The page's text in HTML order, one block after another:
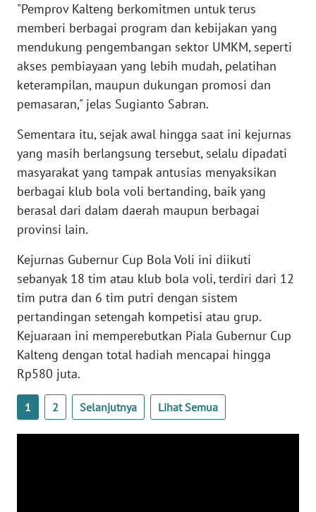
"Pemprov Kalteng berkomitmen untuk terus
memberi berbagai program dan kebijakan yang
mendukung pengembangan sektor UMKM, seperti
akses pembiayaan yang lebih mudah, pelatihan
keterampilan, maupun dukungan promosi dan
pemasaran," jelas Sugianto Sabran.
Sementara itu, sejak awal hingga saat ini kejurnas
yang masih berlangsung tersebut, selalu dipadati
masyarakat yang tampak antusias menyaksikan
berbagai klub bola voli bertanding, baik yang
berasal dari dalam daerah maupun berbagai
provinsi lain.
Kejurnas Gubernur Cup Bola Voli ini diikuti
sebanyak 18 tim atau klub bola voli, terdiri dari 12
tim putra dan 6 tim putri dengan sistem
pertandingan setengah kompetisi atau grup.
Kejuaraan ini memperebutkan Piala Gubernur Cup
Kalteng dengan total hadiah mencapai hingga
Rp580 juta.
1 2 Selanjutnya Lihat Semua
WN
SULTRA
WN
NTB
SULTENG
WN
SULBAR
WN
WN
SUMBAR
WN
SUMSEL
BENGKULU
WN